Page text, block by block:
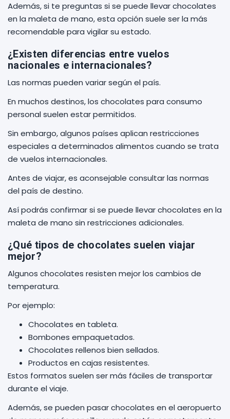
Además, si te preguntas si se puede llevar chocolates
en la maleta de mano, esta opción suele ser la más
recomendable para vigilar su estado.
¿Existen diferencias entre vuelos
nacionales e internacionales?
Las normas pueden variar según el país.
En muchos destinos, los chocolates para consumo
personal suelen estar permitidos.
Sin embargo, algunos países aplican restricciones
especiales a determinados alimentos cuando se trata
de vuelos internacionales.
Antes de viajar, es aconsejable consultar las normas
del país de destino.
Así podrás confirmar si se puede llevar chocolates en la
maleta de mano sin restricciones adicionales.
¿Qué tipos de chocolates suelen viajar
mejor?
Algunos chocolates resisten mejor los cambios de
temperatura.
Por ejemplo:
Chocolates en tableta.
Bombones empaquetados.
Chocolates rellenos bien sellados.
Productos en cajas resistentes.
Estos formatos suelen ser más fáciles de transportar
durante el viaje.
Además, se pueden pasar chocolates en el aeropuerto